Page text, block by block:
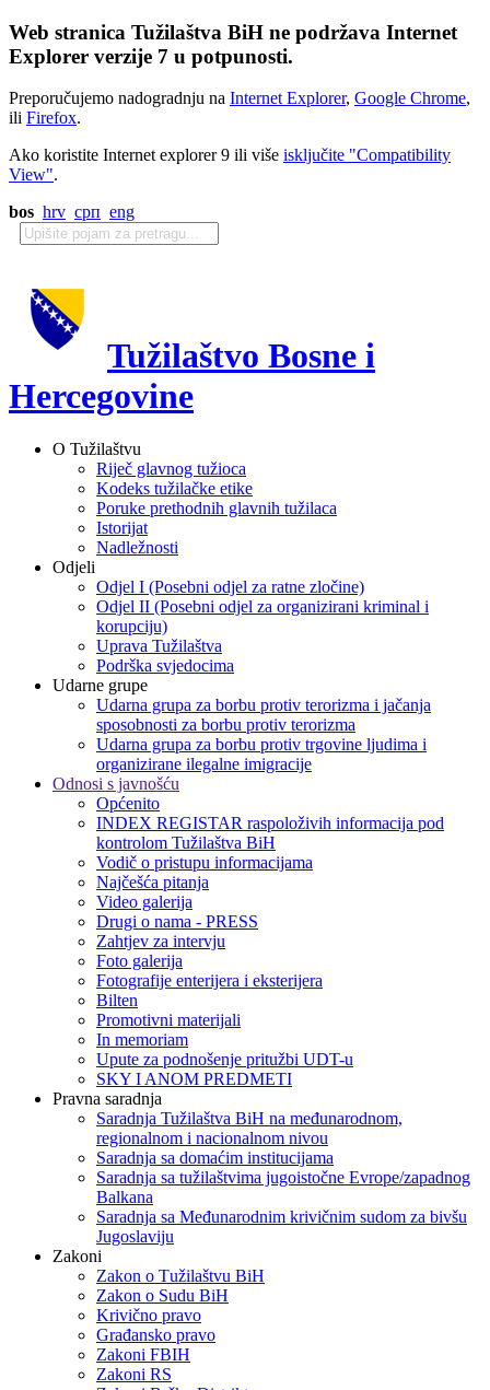
Web stranica Tužilaštva BiH ne podržava Internet
Explorer verzije 7 u potpunosti.
Preporučujemo nadogradnju na Internet Explorer, Google Chrome,
ili Firefox.
Ako koristite Internet explorer 9 ili više isključite "Compatibility
View".
bos hrv срп eng
Tužilaštvo Bosne i
Hercegovine
O Tužilaštvu
Riječ glavnog tužioca
Kodeks tužilačke etike
Poruke prethodnih glavnih tužilaca
Istorijat
Nadležnosti
Odjeli
Odjel I (Posebni odjel za ratne zločine)
Odjel II (Posebni odjel za organizirani kriminal i
korupciju)
Uprava Tužilaštva
Podrška svjedocima
Udarne grupe
Udarna grupa za borbu protiv terorizma i jačanja
sposobnosti za borbu protiv terorizma
Udarna grupa za borbu protiv trgovine ljudima i
organizirane ilegalne imigracije
Odnosi s javnošću
Općenito
INDEX REGISTAR raspoloživih informacija pod
kontrolom Tužilaštva BiH
Vodič o pristupu informacijama
Najčešća pitanja
Video galerija
Drugi o nama - PRESS
Zahtjev za intervju
Foto galerija
Fotografije enterijera i eksterijera
Bilten
Promotivni materijali
In memoriam
Upute za podnošenje pritužbi UDT-u
SKY I ANOM PREDMETI
Pravna saradnja
Saradnja Tužilaštva BiH na međunarodnom,
regionalnom i nacionalnom nivou
Saradnja sa domaćim institucijama
Saradnja sa tužilaštvima jugoistočne Evrope/zapadnog
Balkana
Saradnja sa Međunarodnim krivičnim sudom za bivšu
Jugoslaviju
Zakoni
Zakon o Тužilaštvu BiH
Zakon o Sudu BiH
Krivično pravo
Građansko pravo
Zakoni FBIH
Zakoni RS